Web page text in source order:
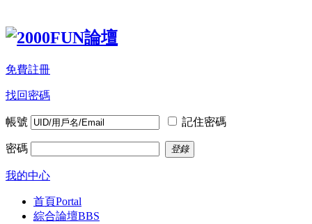
免費註冊
找回密碼
帳號 記住密碼
密碼 登錄
我的中心
首頁Portal
綜合論壇BBS